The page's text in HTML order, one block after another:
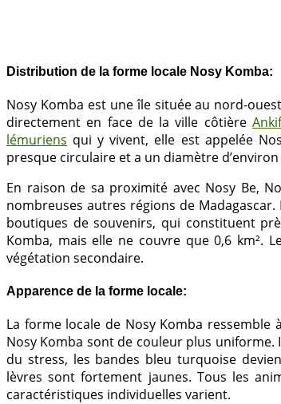
Distribution de la forme locale Nosy Komba:
Nosy Komba est une île située au nord-
directement en face de la ville côtière
lémuriens qui y vivent, elle est appelée
presque circulaire et a un diamètre
En raison de sa proximité avec Nosy Be,
nombreuses autres régions de
boutiques de souvenirs, qui constituent
Komba, mais elle ne couvre que 0,6 km².
végétation secondaire.
Apparence de la forme locale:
La forme locale de Nosy Komba ressemble
Nosy Komba sont de couleur plus
du stress, les bandes bleu turquoise
lèvres sont fortement jaunes. Tous les
caractéristiques individuelles varient.